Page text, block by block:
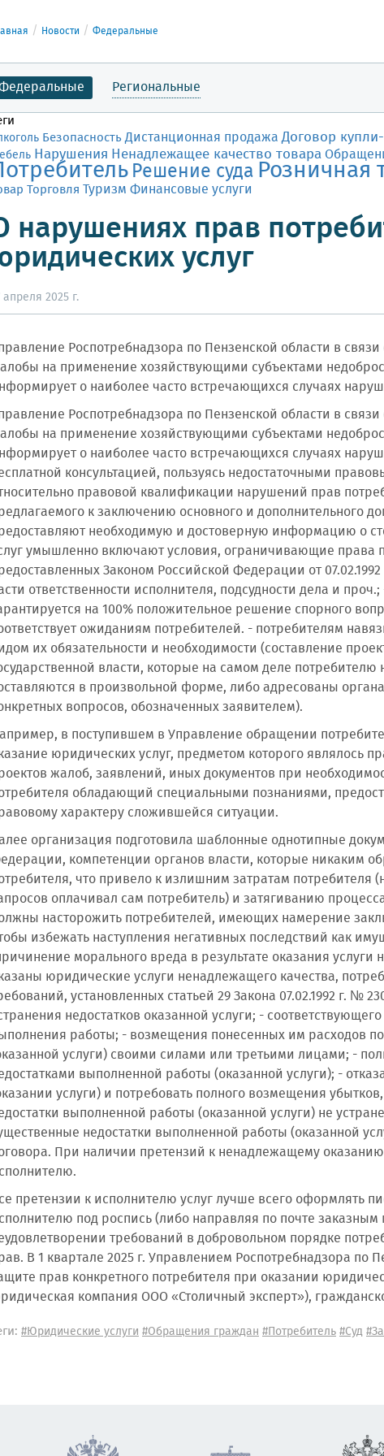
Новости Федеральные
Региональные
БезопасностьДистанционная продажа Договор
Нарушения Ненадлежащее качество товара
Решение суда Розничная
Торговля Туризм Финансовые услуги
нарушениях прав
услуг
апреля 2025 г.
Роспотребнадзора по Пензенской области в
на применение хозяйствующими субъектами
о наиболее часто встречающихся случаях
Роспотребнадзора по Пензенской области в
на применение хозяйствующими субъектами
о наиболее часто встречающихся случаях
консультацией, пользуясь недостаточными
правовой квалификации нарушений прав
к заключению основного и дополнительного
необходимую и достоверную информацию о
умышленно включают условия, ограничивающие
Законом Российской Федерации от
ответственности исполнителя, подсудности дела и
на 100% положительное решение спорного
ожиданиям потребителей. - потребителям
их обязательности и необходимости (составление
власти, которые на самом деле
в произвольной форме, либо адресованы
вопросов, обозначенных заявителем).
в поступившем в Управление обращении
юридических услуг, предметом которого являлось
жалоб, заявлений, иных документов при
обладающий специальными познаниями,
характеру сложившейся ситуации.
организация подготовила шаблонные однотипные
компетенции органов власти, которые никаким
что привело к излишним затратам
оплачивал сам потребитель) и затягиванию
насторожить потребителей, имеющих намерение
избежать наступления негативных последствий как
морального вреда в результате оказания
юридические услуги ненадлежащего качества,
установленных статьей 29 Закона 07.02.1992 г. №
недостатков оказанной услуги; -
работы; - возмещения понесенных им расходов
услуги) своими силами или третьими лицами; -
выполненной работы (оказанной услуги); -
услуги) и потребовать полного возмещения
выполненной работы (оказанной услуги) не
недостатки выполненной работы (оказанной
При наличии претензий к ненадлежащему оказанию
претензии к исполнителю услуг лучше всего оформлять
под роспись (либо направляя по почте
требований в добровольном порядке
В 1 квартале 2025 г. Управлением Роспотребнадзора по
прав конкретного потребителя при оказании
компания ООО «Столичный эксперт»),
#Юридические услуги#Обращения граждан#Потребитель#Суд